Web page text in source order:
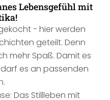
Lebensgefühl mit
- hier werden
geteilt. Denn
mehr Spaß. Damit es
es an passenden
Das Stillleben mit